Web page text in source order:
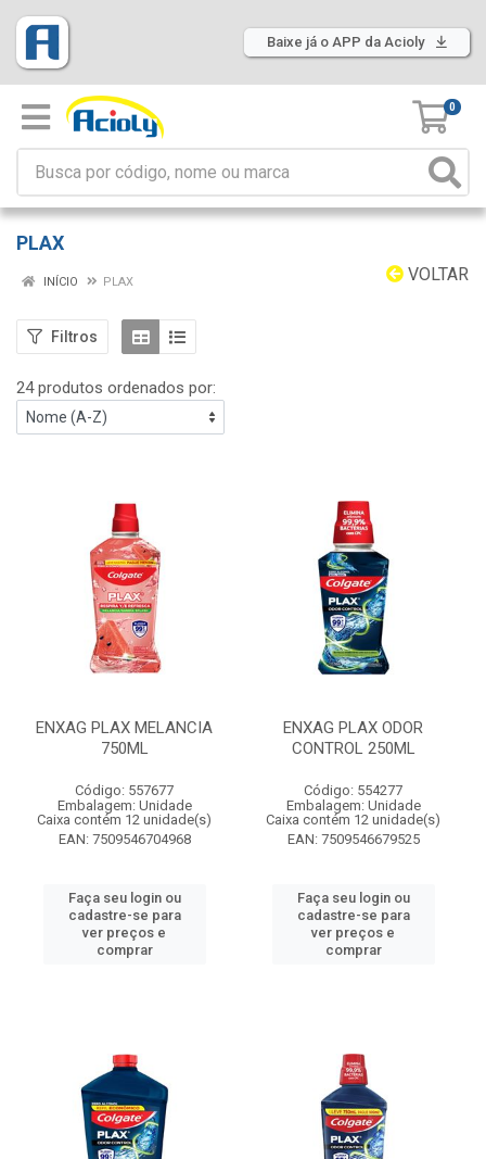
Baixe já o APP da Acioly
0
PLAX
VOLTAR
INÍCIO PLAX
Filtros
24 produtos ordenados por:
ENXAG PLAX MELANCIA
750ML
Código: 557677
Embalagem: Unidade
Caixa contém 12 unidade(s)
EAN: 7509546704968
Faça seu login ou
cadastre-se para
ver preços e
comprar
ENXAG PLAX ODOR
CONTROL 250ML
Código: 554277
Embalagem: Unidade
Caixa contém 12 unidade(s)
EAN: 7509546679525
Faça seu login ou
cadastre-se para
ver preços e
comprar